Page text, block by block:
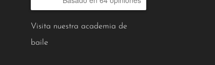
Visita nuestra academia de
baile